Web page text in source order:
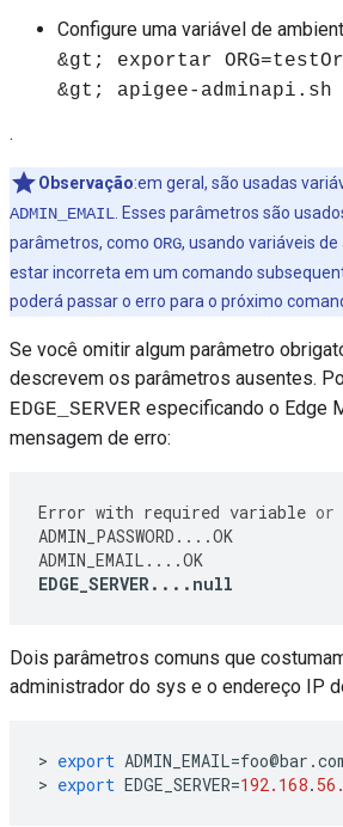
Configure uma variável de
&gt; exportar
&gt; apigee-adminapi.sh
.
Observação:em geral, são usadas
ADMIN_EMAIL . Esses parâmetros são
parâmetros, como ORG, usando variáveis
estar incorreta em um comando
poderá passar o erro para o próximo
Se você omitir algum parâmetro
descrevem os parâmetros ausentes.
EDGE_SERVER especificando o Edge
mensagem de erro:
Error with required variable or
ADMIN_PASSWORD ....OK
ADMIN_EMAIL ....OK
EDGE_SERVER.... null
Dois parâmetros comuns que
administrador do sys e o endereço IP
> export ADMIN_EMAIL=foo@bar .
> export EDGE_SERVER=192.168.